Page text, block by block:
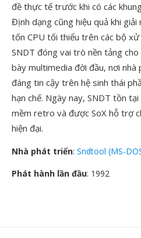
đề thực tế trước khi có các
Định dạng cũng hiệu quả khi giải
tốn CPU tối thiểu trên các bộ
SNDT đóng vai trò nền tảng
bày multimedia đời đầu, nơi nhà
đáng tin cậy trên hệ sinh thái
hạn chế. Ngày nay, SNDT tồn
mềm retro và được SoX hỗ trợ
hiện đại.
Nhà phát triển: Sndtool (MS-
Phát hành lần đầu: 1992